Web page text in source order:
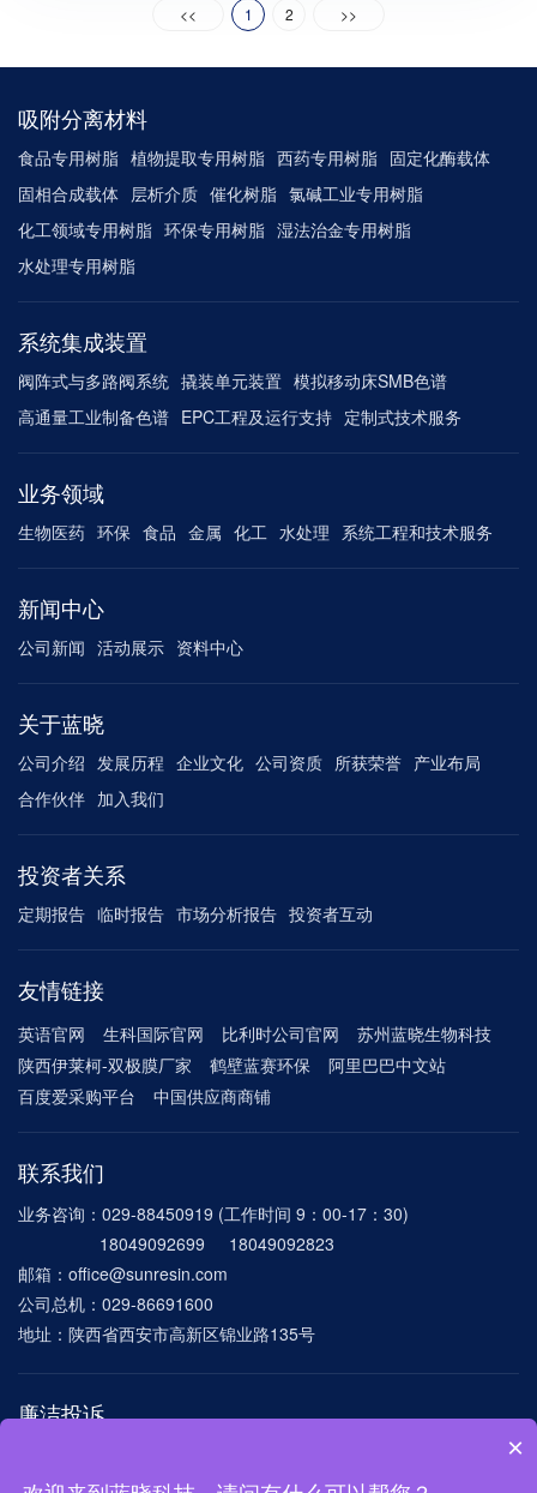
<< 1 2 >>
吸附分离材料
食品专用树脂 植物提取专用树脂 西药专用树脂 固定化酶载体
固相合成载体 层析介质 催化树脂 氯碱工业专用树脂
化工领域专用树脂 环保专用树脂 湿法治金专用树脂
水处理专用树脂
系统集成装置
阀阵式与多路阀系统 撬装单元装置 模拟移动床SMB色谱
高通量工业制备色谱 EPC工程及运行支持 定制式技术服务
业务领域
生物医药 环保 食品 金属 化工 水处理 系统工程和技术服务
新闻中心
公司新闻 活动展示 资料中心
关于蓝晓
公司介绍 发展历程 企业文化 公司资质 所获荣誉 产业布局
合作伙伴 加入我们
投资者关系
定期报告 临时报告 市场分析报告 投资者互动
友情链接
英语官网 生科国际官网 比利时公司官网
苏州蓝晓生物科技
陕西伊莱柯-双极膜厂家
鹤壁蓝赛环保
阿里巴巴中文站
百度爱采购平台
中国供应商商铺
联系我们
业务咨询：029-88450919 (工作时间 9：00-17：30)
18049092699 18049092823
邮箱：office@sunresin.com
公司总机：029-86691600
地址：陕西省西安市高新区锦业路135号
廉洁投诉
邮箱： lxlianjie@sunresin.com mygang@sunresin.com
×